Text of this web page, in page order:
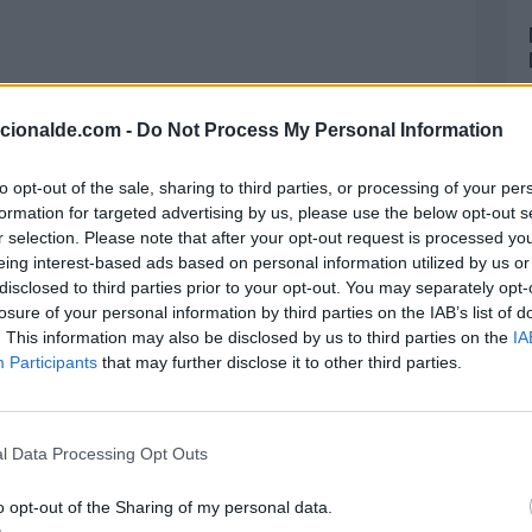
- Do Not Process My Personal Information
opt-out of the sale, sharing to third parties, or processing of your
for targeted advertising by us, please use the below opt-out
selection. Please note that after your opt-out request is processed
interest-based ads based on personal information utilized by us
to third parties prior to your opt-out. You may separately
of your personal information by third parties on the IAB’s list of
This information may also be disclosed by us to third parties on the
Participants that may further disclose it to other third parties.
Data Processing Opt Outs
opt-out of the Sharing of my personal data.
Panda Rojo
en la materia, han podido notar una
que habita las selvas del continente